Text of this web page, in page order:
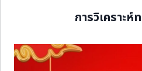
การวิเคราะห์